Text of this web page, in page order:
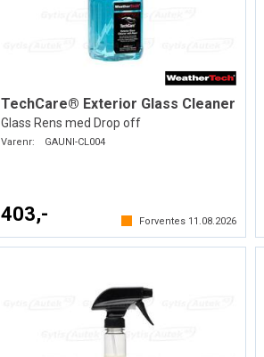
TechCare® Exterior Glass Cleaner
Glass Rens med Drop off
Varenr: GAUNI-CL004
403,- Forventes 11.08.2026